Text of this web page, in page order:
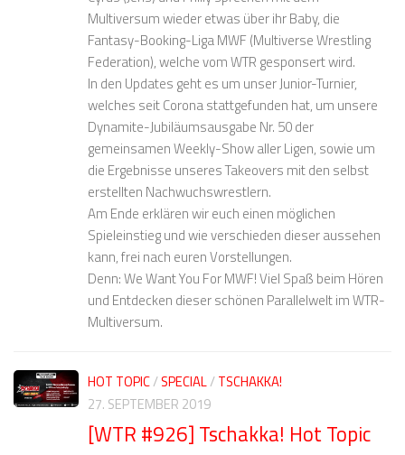
Multiversum wieder etwas über ihr Baby, die
Fantasy-Booking-Liga MWF (Multiverse Wrestling
Federation), welche vom WTR gesponsert wird.
In den Updates geht es um unser Junior-Turnier,
welches seit Corona stattgefunden hat, um unsere
Dynamite-Jubiläumsausgabe Nr. 50 der
gemeinsamen Weekly-Show aller Ligen, sowie um
die Ergebnisse unseres Takeovers mit den selbst
erstellten Nachwuchswrestlern.
Am Ende erklären wir euch einen möglichen
Spieleinstieg und wie verschieden dieser aussehen
kann, frei nach euren Vorstellungen.
Denn: We Want You For MWF! Viel Spaß beim Hören
und Entdecken dieser schönen Parallelwelt im WTR-
Multiversum.
HOT TOPIC/SPECIAL/TSCHAKKA!
27. SEPTEMBER 2019
[WTR #926] Tschakka! Hot Topic